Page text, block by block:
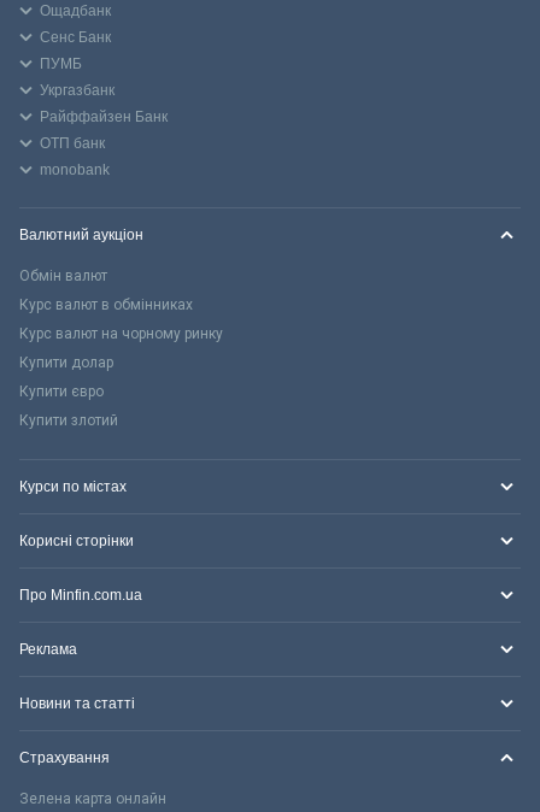
Ощадбанк
Сенс Банк
ПУМБ
Укргазбанк
Райффайзен Банк
ОТП банк
monobank
Валютний аукціон
Обмін валют
Курс валют в обмінниках
Курс валют на чорному ринку
Купити долар
Купити євро
Купити злотий
Курси по містах
Корисні сторінки
Про Minfin.com.ua
Реклама
Новини та статті
Страхування
Зелена карта онлайн